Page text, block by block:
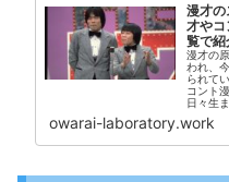
漫才
才や
覧で紹
漫才の
われ、
られて
コント
日々生
owarai-laboratory.work